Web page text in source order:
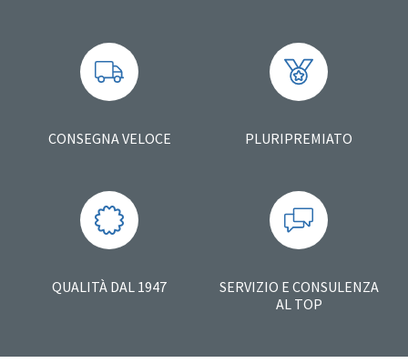
CONSEGNA VELOCE PLURIPREMIATO
QUALITÀ DAL 1947
SERVIZIO E CONSULENZA
AL TOP